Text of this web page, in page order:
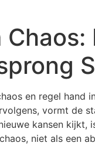
en regel hand
vormt de
kansen
niet als een